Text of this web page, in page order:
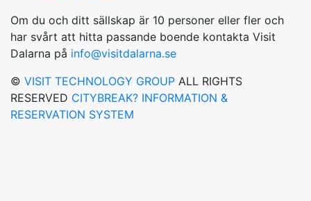
Om du och ditt sällskap är 10 personer eller fler och
har svårt att hitta passande boende kontakta Visit
Dalarna på info@visitdalarna.se
© VISIT TECHNOLOGY GROUP ALL RIGHTS
RESERVED CITYBREAK? INFORMATION &
RESERVATION SYSTEM